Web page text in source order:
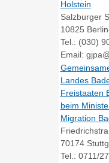
Holstein
Salzburger
10825
Tel.: (030)
Email:
Landes
Freistaaten
beim
Migration
70174
Tel.: 0711/